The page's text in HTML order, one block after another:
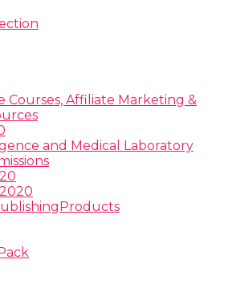
Courses, Affiliate Marketing &
and Medical Laboratory